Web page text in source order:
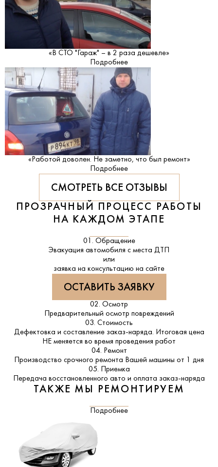
«В СТО "Гараж" – в 2 раза дешевле»
Подробнее
«Работой доволен. Не заметно, что был ремонт»
Подробнее
СМОТРЕТЬ ВСЕ ОТЗЫВЫ
ПРОЗРАЧНЫЙ ПРОЦЕСС РАБОТЫ
НА КАЖДОМ ЭТАПЕ
01. Обращение
Эвакуация автомобиля с места ДТП
или
заявка на консультацию на сайте
ОСТАВИТЬ ЗАЯВКУ
02. Осмотр
Предварительный осмотр повреждений
03. Стоимость
Дефектовка и составление заказ-наряда. Итоговая цена
НЕ меняется во время проведения работ
04. Ремонт
Производство срочного ремонта Вашей машины от 1 дня
05. Приемка
Передача восстановленного авто и оплата заказ-наряда
ТАКЖЕ МЫ РЕМОНТИРУЕМ
Подробнее